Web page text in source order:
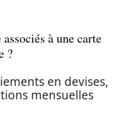
à une carte
?
en devises,
mensuelles